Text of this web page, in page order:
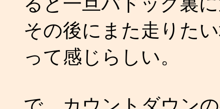
その後にまた走りた
って感じらしい。